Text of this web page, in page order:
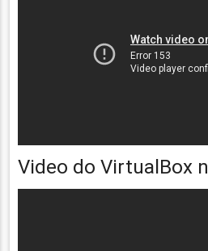
Video do VirtualBox